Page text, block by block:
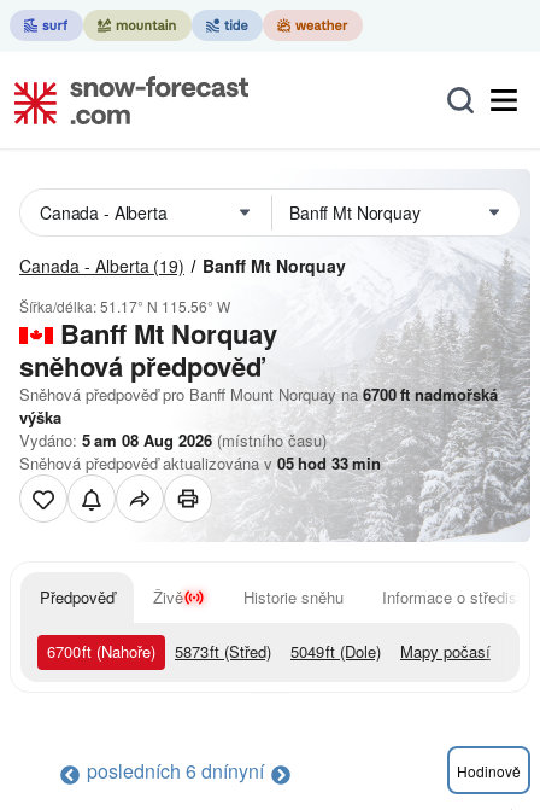
Canada - Alberta (19) Banff Mt Norquay
Šířka/délka:51.17° N 115.56° W
Banff Mt Norquay
sněhová předpověď
Sněhová předpověď pro Banff Mount Norquay na 6700ftnadmořská
výška
Vydáno: 5 am 08 Aug 2026 (místního času)
Sněhová předpověď aktualizována v05hod33min
Předpověď Živě Historie sněhu Informace o středisku
6700ft (Nahoře) 5873ft (Střed) 5049ft (Dole) Mapy počasí
posledních 6 dnínyní Hodinově